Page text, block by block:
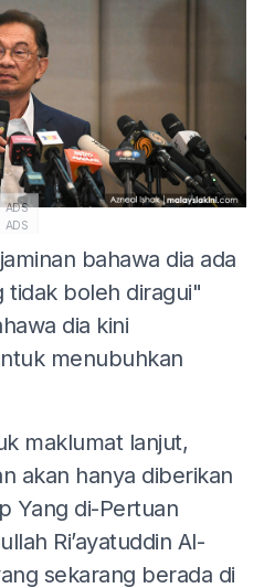
ADS
ADS
bahawa dia ada
boleh diragui"
dia kini
menubuhkan
maklumat lanjut,
akan hanya diberikan
Yang di-Pertuan
Ri’ayatuddin Al-
sekarang berada di